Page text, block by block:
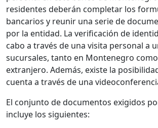
residentes deberán completar los
bancarios y reunir una serie de
por la entidad. La verificación de
cabo a través de una visita personal a
sucursales, tanto en Montenegro
extranjero. Además, existe la
cuenta a través de una
El conjunto de documentos exigidos
incluye los siguientes: